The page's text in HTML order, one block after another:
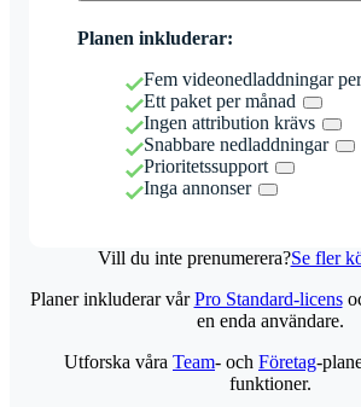
Planen inkluderar:
Fem videonedladdningar
Ett paket per månad
Ingen attribution krävs
Snabbare nedladdningar
Prioritetssupport
Inga annonser
Vill du inte prenumerera?Se fler
Planer inkluderar vårPro Standard-licens
en enda användare.
Utforska våra Team- och Företag-
funktioner.